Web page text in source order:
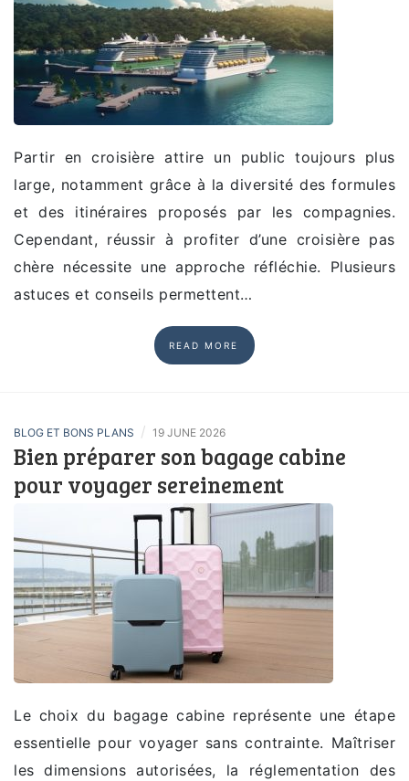
Partir en croisière attire un public toujours plus
large, notamment grâce à la diversité des formules
et des itinéraires proposés par les compagnies.
Cependant, réussir à profiter d’une croisière pas
chère nécessite une approche réfléchie. Plusieurs
astuces et conseils permettent…
READ MORE
BLOG ET BONS PLANS / 19 JUNE 2026
Bien préparer son bagage cabine
pour voyager sereinement
Le choix du bagage cabine représente une étape
essentielle pour voyager sans contrainte. Maîtriser
les dimensions autorisées, la réglementation des